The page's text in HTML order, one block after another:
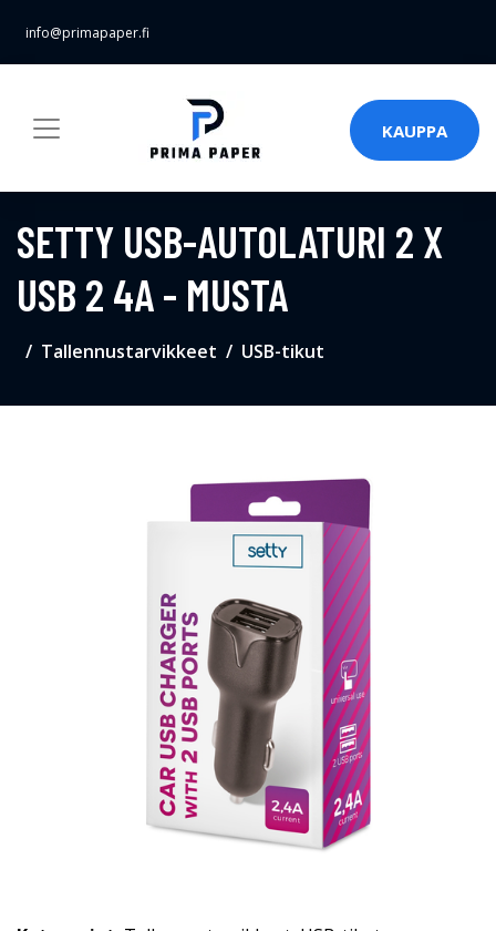
info@primapaper.fi
KAUPPA
SETTY USB-AUTOLATURI 2 X
USB 2 4A - MUSTA
Tallennustarvikkeet USB-tikut